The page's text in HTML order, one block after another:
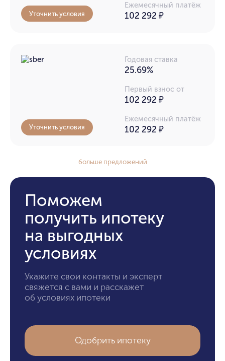
Ежемесячный платёж
102 292 ₽
Уточнить условия
Годовая ставка
25.69%
Первый взнос от
102 292 ₽
Ежемесячный платёж
102 292 ₽
Уточнить условия
больше предложений
Поможем
получить ипотеку
на выгодных
условиях
Укажите свои контакты и эксперт
свяжется с вами и расскажет
об условиях ипотеки
Одобрить ипотеку